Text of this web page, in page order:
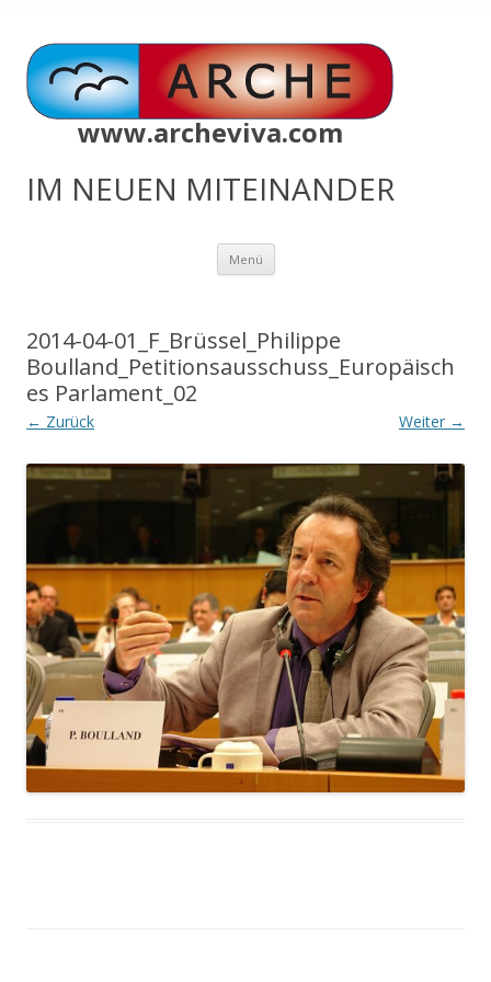
www.archeviva.com
IM NEUEN MITEINANDER
Menü Zum
springen
2014-04-01_F_Brüssel_Philippe
Boulland_Petitionsausschuss_Europäisch
es Parlament_02
← Zurück Weiter →